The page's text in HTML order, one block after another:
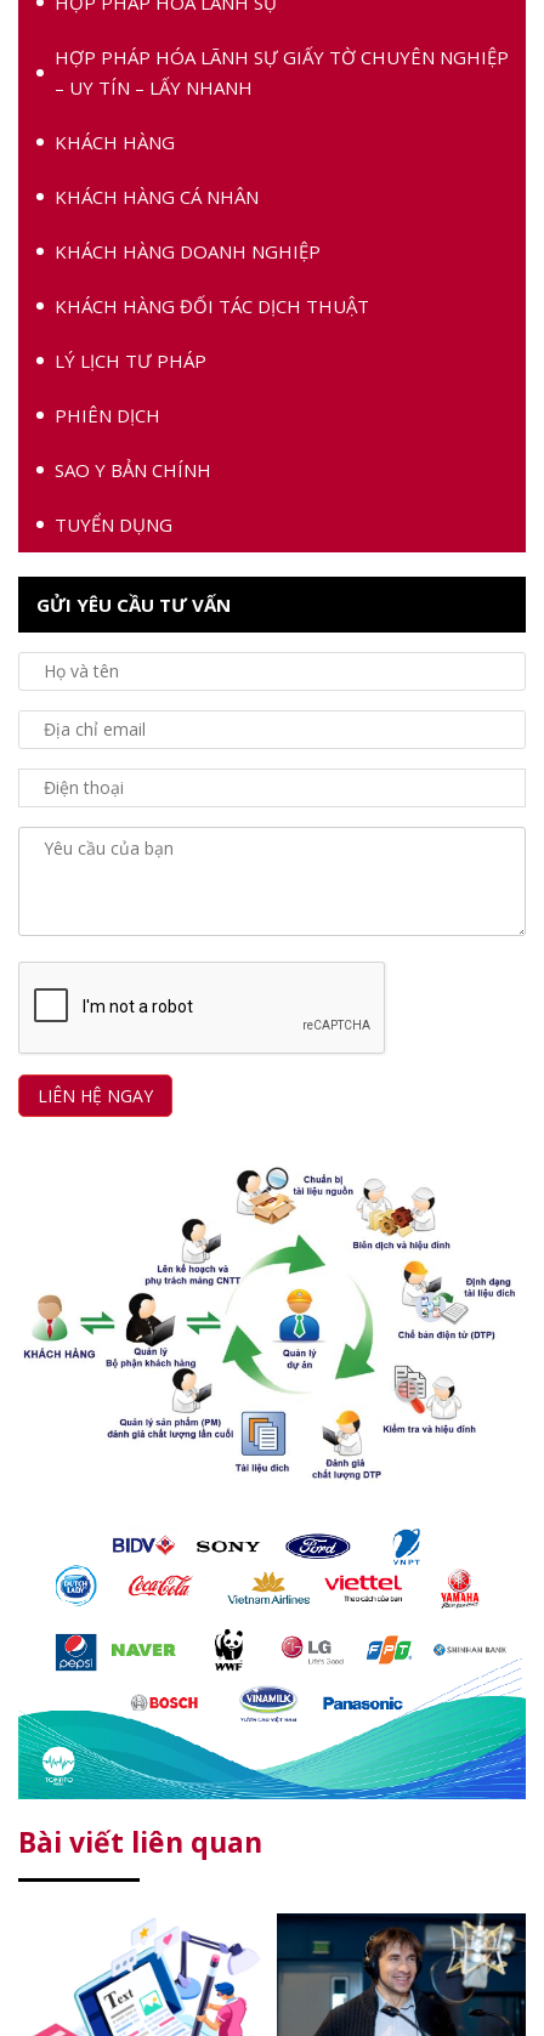
HỢP PHÁP HÓA LÃNH SỰ GIẤY TỜ CHUYÊN NGHIỆP
– UY TÍN – LẤY NHANH
KHÁCH HÀNG
KHÁCH HÀNG CÁ NHÂN
KHÁCH HÀNG DOANH NGHIỆP
KHÁCH HÀNG ĐỐI TÁC DỊCH THUẬT
LÝ LỊCH TƯ PHÁP
PHIÊN DỊCH
SAO Y BẢN CHÍNH
TUYỂN DỤNG
GỬI YÊU CẦU TƯ VẤN
Bài viết liên quan